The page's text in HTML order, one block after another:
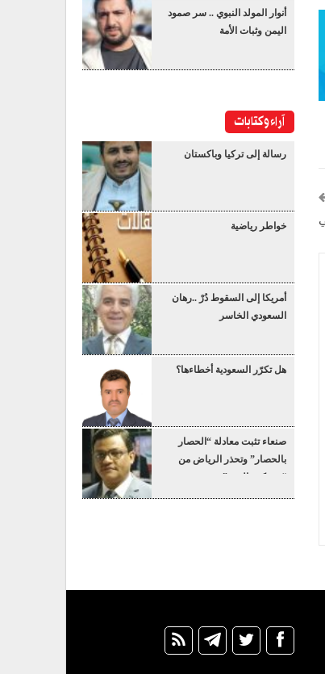
أنوار المولد النبوي .. سر صمود
اليمن وثبات الأمة
آراء وكتابات
رسالة إلى تركيا وباكستان
خواطر رياضية
أمريكا إلى السقوط دُرْ ..رهان
السعودي الخاسر
هل تكرّر السعودية أخطاءها؟
صنعاء تثبت معادلة “الحصار
بالحصار” وتحذر الرياض من
“عسكرة البحر”